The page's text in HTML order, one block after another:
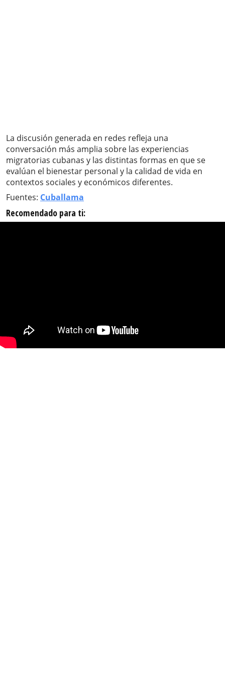
La discusión generada en redes refleja una
conversación más amplia sobre las experiencias
migratorias cubanas y las distintas formas en que se
evalúan el bienestar personal y la calidad de vida en
contextos sociales y económicos diferentes.
Fuentes: Cuballama
Recomendado para ti: